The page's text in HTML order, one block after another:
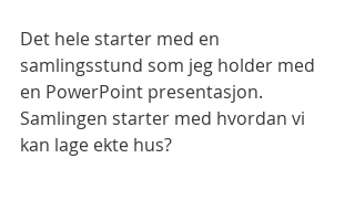
Det hele starter med en
samlingsstund som jeg holder med
en PowerPoint presentasjon.
Samlingen starter med hvordan vi
kan lage ekte hus?